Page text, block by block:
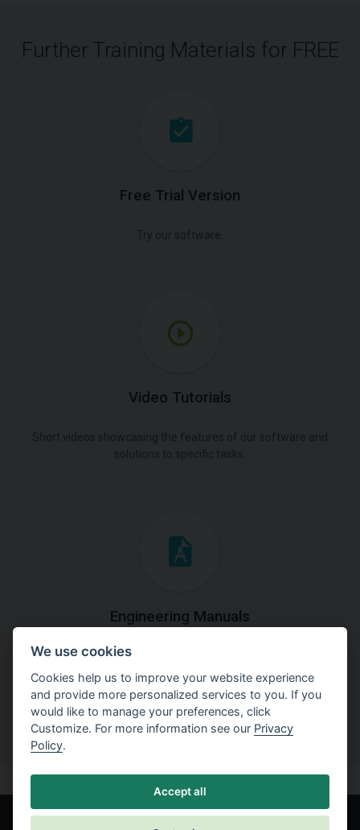
Further Training Materials for FREE
Free Trial Version
Video Tutorials
Engineering Manuals
Step by steps guides on how
to solve a specific tasks.
We use cookies
Cookies help us to improve your website experience
and provide more personalized services to you. If you
would like to manage your preferences, click
Customize. For more information see our Privacy
Policy.
Accept all